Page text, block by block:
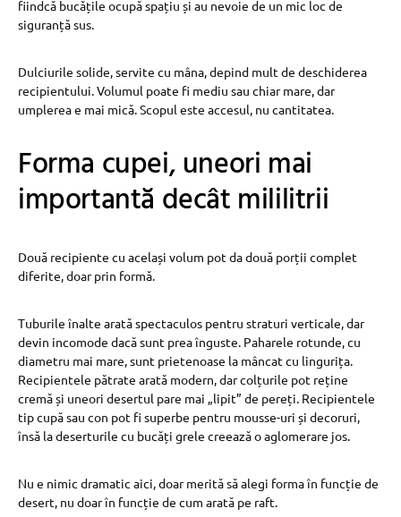
fiindcă bucățile ocupă spațiu și au nevoie de un mic loc de
siguranță sus.
Dulciurile solide, servite cu mâna, depind mult de deschiderea
recipientului. Volumul poate fi mediu sau chiar mare, dar
umplerea e mai mică. Scopul este accesul, nu cantitatea.
Forma cupei, uneori mai
importantă decât mililitrii
Două recipiente cu același volum pot da două porții complet
diferite, doar prin formă.
Tuburile înalte arată spectaculos pentru straturi verticale, dar
devin incomode dacă sunt prea înguste. Paharele rotunde, cu
diametru mai mare, sunt prietenoase la mâncat cu lingurița.
Recipientele pătrate arată modern, dar colțurile pot reține
cremă și uneori desertul pare mai „lipit” de pereți. Recipientele
tip cupă sau con pot fi superbe pentru mousse-uri și decoruri,
însă la deserturile cu bucăți grele creează o aglomerare jos.
Nu e nimic dramatic aici, doar merită să alegi forma în funcție de
desert, nu doar în funcție de cum arată pe raft.